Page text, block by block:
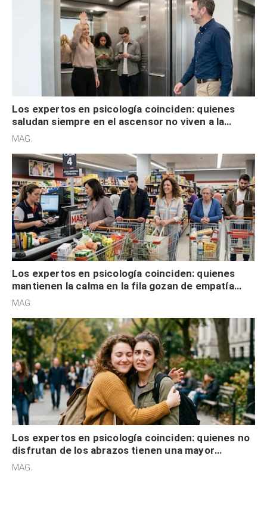
Los expertos en psicología coinciden: quienes
saludan siempre en el ascensor no viven a la
defensiva y tienen apertura social
MAG.
Los expertos en psicología coinciden: quienes
mantienen la calma en la fila gozan de empatía
cognitiva, gratitud y no solo tienen autocontrol
MAG.
Los expertos en psicología coinciden: quienes no
disfrutan de los abrazos tienen una mayor
sensibilidad a los estímulos físicos y no es por
MAG.